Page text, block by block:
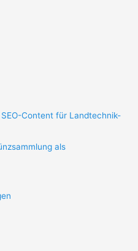
Content für Landtechnik-
als